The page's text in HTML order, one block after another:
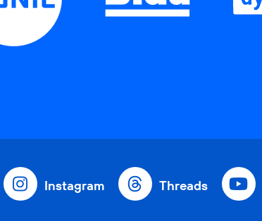
Instagram Threads